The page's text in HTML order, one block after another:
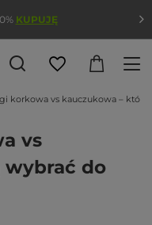
korkowa vs kauczukowa – którą
vs
wybrać do
KUPUJĘ